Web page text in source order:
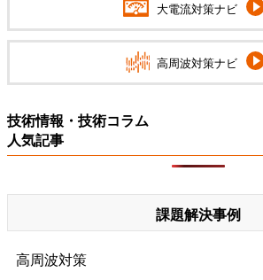
大電流対策ナビ
高周波対策ナビ
技術情報・技術コラム
人気記事
課題解決事例
高周波対策